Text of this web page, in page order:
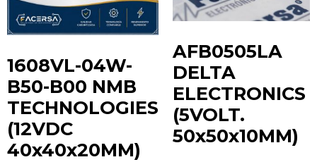
1608VL-04W-
B50-B00 NMB
TECHNOLOGIES
(12VDC
40x40x20MM)
AFB0505LA
DELTA
ELECTRONICS
(5VOLT.
50x50x10MM)